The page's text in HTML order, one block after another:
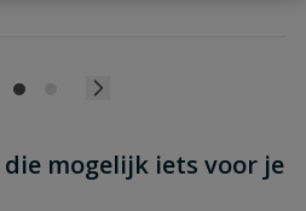
mogelijk iets voor je